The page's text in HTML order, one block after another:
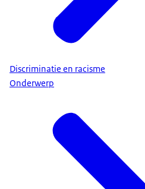
Discriminatie en racisme
Onderwerp